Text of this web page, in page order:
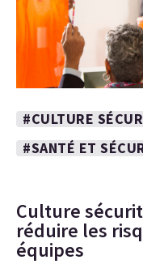
#CULTURE
#SANTÉ ET
Culture
réduire les
équipes